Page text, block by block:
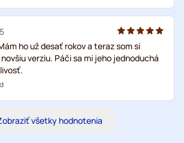
ho už desať rokov a teraz som si
verziu. Páči sa mi jeho jednoduchá
všetky hodnotenia